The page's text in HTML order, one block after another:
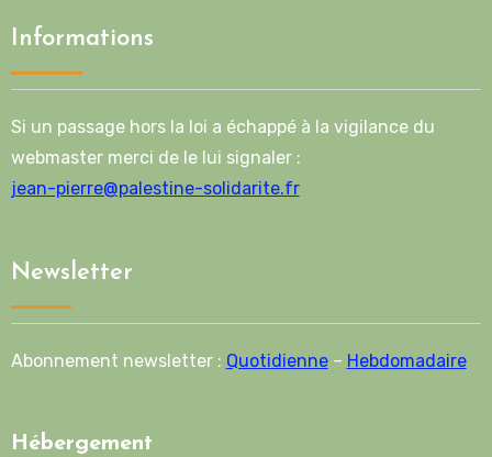
Informations
Si un passage hors la loi a échappé à la vigilance du
webmaster merci de le lui signaler :
jean-pierre@palestine-solidarite.fr
Newsletter
Abonnement newsletter : Quotidienne– Hebdomadaire
Hébergement